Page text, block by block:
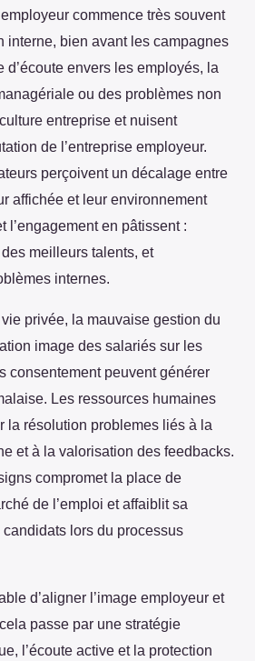
commence très souvent
interne, bien avant les campagnes
d’écoute envers les employés, la
ou des problèmes non
entreprise et nuisent
de l’entreprise employeur.
perçoivent un décalage entre
affichée et leur environnement
l’engagement en pâtissent :
meilleurs talents, et
internes.
privée, la mauvaise gestion du
image des salariés sur les
consentement peuvent générer
Les ressources humaines
la résolution problemes liés à la
et à la valorisation des feedbacks.
compromet la place de
de l’emploi et affaiblit sa
lors du processus
d’aligner l’image employeur et
passe par une stratégie
l’écoute active et la protection